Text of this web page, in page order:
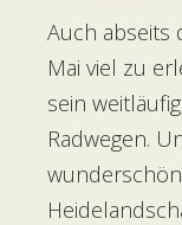
Auch abseits
Mai viel zu
sein
Radwegen.